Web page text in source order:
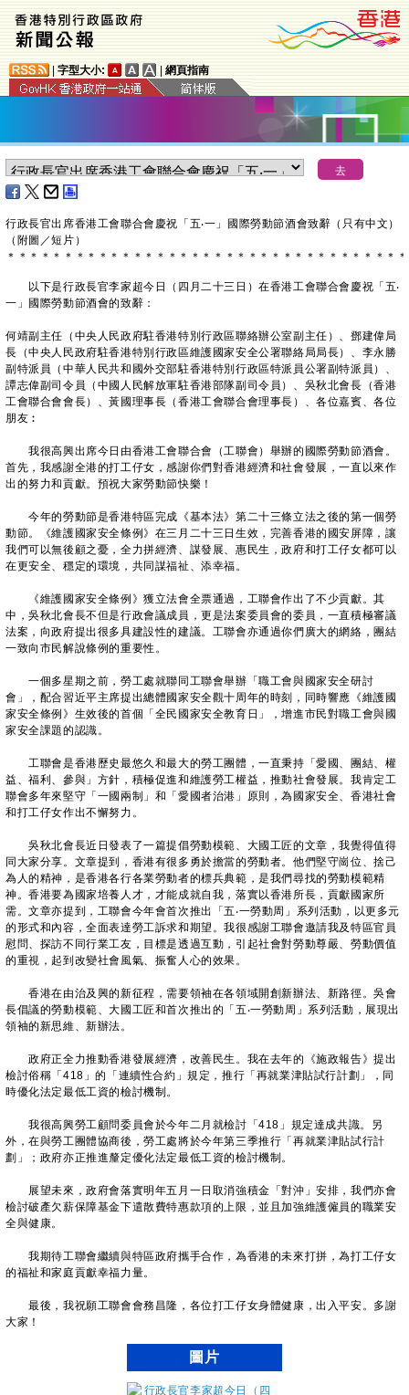
字型大小: 網頁指南
​行政長官出席香港工會聯合會慶祝「五‧一」國際勞動節酒會致辭（只有中文）
（附圖／短片）
＊ ＊ ＊ ＊ ＊ ＊ ＊ ＊ ＊ ＊ ＊ ＊ ＊ ＊ ＊ ＊ ＊ ＊ ＊ ＊ ＊ ＊ ＊ ＊ ＊ ＊ ＊ ＊ ＊ ＊ ＊ ＊ ＊ ＊ ＊
以下是行政長官李家超今日（四月二十三日）在香港工會聯合會慶祝「五‧
一」國際勞動節酒會的致辭：
何靖副主任（中央人民政府駐香港特別行政區聯絡辦公室副主任）、鄧建偉局
長（中央人民政府駐香港特別行政區維護國家安全公署聯絡局局長）、李永勝
副特派員（中華人民共和國外交部駐香港特別行政區特派員公署副特派員）、
譚志偉副司令員（中國人民解放軍駐香港部隊副司令員）、吳秋北會長（香港
工會聯合會會長）、黃國理事長（香港工會聯合會理事長）、各位嘉賓、各位
朋友︰
我很高興出席今日由香港工會聯合會（工聯會）舉辦的國際勞動節酒會。
首先，我感謝全港的打工仔女，感謝你們對香港經濟和社會發展，一直以來作
出的努力和貢獻。預祝大家勞動節快樂！
今年的勞動節是香港特區完成《基本法》第二十三條立法之後的第一個勞
動節。《維護國家安全條例》在三月二十三日生效，完善香港的國安屏障，讓
我們可以無後顧之憂，全力拼經濟、謀發展、惠民生，政府和打工仔女都可以
在更安全、穩定的環境，共同謀福祉、添幸福。
《維護國家安全條例》獲立法會全票通過，工聯會作出了不少貢獻。其
中，吳秋北會長不但是行政會議成員，更是法案委員會的委員，一直積極審議
法案，向政府提出很多具建設性的建議。工聯會亦通過你們廣大的網絡，團結
一致向市民解說條例的重要性。
一個多星期之前，勞工處就聯同工聯會舉辦「職工會與國家安全研討
會」，配合習近平主席提出總體國家安全觀十周年的時刻，同時響應《維護國
家安全條例》生效後的首個「全民國家安全教育日」，增進市民對職工會與國
家安全課題的認識。
工聯會是香港歷史最悠久和最大的勞工團體，一直秉持「愛國、團結、權
益、福利、參與」方針，積極促進和維護勞工權益，推動社會發展。我肯定工
聯會多年來堅守「一國兩制」和「愛國者治港」原則，為國家安全、香港社會
和打工仔女作出不懈努力。
吳秋北會長近日發表了一篇提倡勞動模範、大國工匠的文章，我覺得值得
同大家分享。文章提到，香港有很多勇於擔當的勞動者。他們堅守崗位、捨己
為人的精神，是香港各行各業勞動者的標兵典範，是我們尋找的勞動模範精
神。香港要為國家培養人才，才能成就自我，落實以香港所長，貢獻國家所
需。文章亦提到，工聯會今年會首次推出「五‧一勞動周」系列活動，以更多元
的形式和內容，全面表達勞工訴求和期望。我很感謝工聯會邀請我及特區官員
慰問、探訪不同行業工友，目標是透過互動，引起社會對勞動尊嚴、勞動價值
的重視，起到改變社會風氣、振奮人心的效果。
香港在由治及興的新征程，需要領袖在各領域開創新辦法、新路徑。吳會
長倡議的勞動模範、大國工匠和首次推出的「五‧一勞動周」系列活動，展現出
領袖的新思維、新辦法。
政府正全力推動香港發展經濟，改善民生。我在去年的《施政報告》提出
檢討俗稱「418」的「連續性合約」規定，推行「再就業津貼試行計劃」，同
時優化法定最低工資的檢討機制。
我很高興勞工顧問委員會於今年二月就檢討「418」規定達成共識。另
外，在與勞工團體協商後，勞工處將於今年第三季推行「再就業津貼試行計
劃」；政府亦正推進釐定優化法定最低工資的檢討機制。
展望未來，政府會落實明年五月一日取消強積金「對沖」安排，我們亦會
檢討破產欠薪保障基金下遣散費特惠款項的上限，並且加強維護僱員的職業安
全與健康。
我期待工聯會繼續與特區政府攜手合作，為香港的未來打拼，為打工仔女
的福祉和家庭貢獻幸福力量。
最後，我祝願工聯會會務昌隆，各位打工仔女身體健康，出入平安。多謝
大家！
圖片